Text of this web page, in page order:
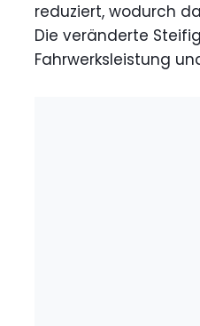
reduziert, wodurch
Die veränderte
Fahrwerksleistung